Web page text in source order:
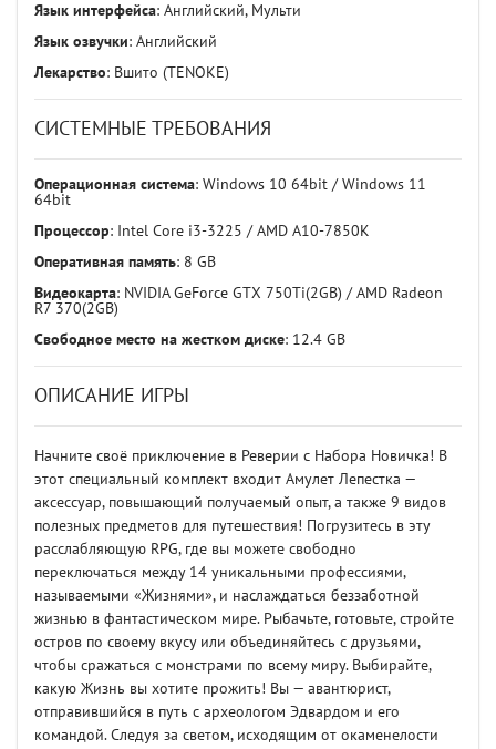
Язык интерфейса: Английский, Мульти
Язык озвучки: Английский
Лекарство: Вшито (TENOKE)
СИСТЕМНЫЕ ТРЕБОВАНИЯ
Операционная система: Windows 10 64bit / Windows 11
64bit
Процессор: Intel Core i3-3225 / AMD A10-7850K
Оперативная память: 8 GB
Видеокарта: NVIDIA GeForce GTX 750Ti(2GB) / AMD Radeon
R7 370(2GB)
Свободное место на жестком диске: 12.4 GB
ОПИСАНИЕ ИГРЫ
Начните своё приключение в Реверии с Набора Новичка! В
этот специальный комплект входит Амулет Лепестка —
аксессуар, повышающий получаемый опыт, а также 9 видов
полезных предметов для путешествия! Погрузитесь в эту
расслабляющую RPG, где вы можете свободно
переключаться между 14 уникальными профессиями,
называемыми «Жизнями», и наслаждаться беззаботной
жизнью в фантастическом мире. Рыбачьте, готовьте, стройте
остров по своему вкусу или объединяйтесь с друзьями,
чтобы сражаться с монстрами по всему миру. Выбирайте,
какую Жизнь вы хотите прожить! Вы — авантюрист,
отправившийся в путь с археологом Эдвардом и его
командой. Следуя за светом, исходящим от окаменелости